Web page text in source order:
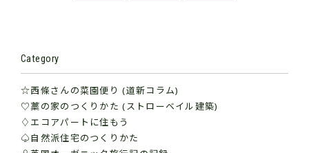
Category
☆西條さんの菜園便り (道新コラム)
♡藁の家のつくりかた (ストローベイル建築)
♢エコアパートに住もう
♤自然派住宅のつくりかた